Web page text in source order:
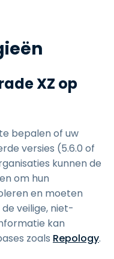
XZ op
bepalen of uw
versies (5.6.0 of
kunnen de
om hun
en moeten
veilige, niet-
kan
zoals Repology.